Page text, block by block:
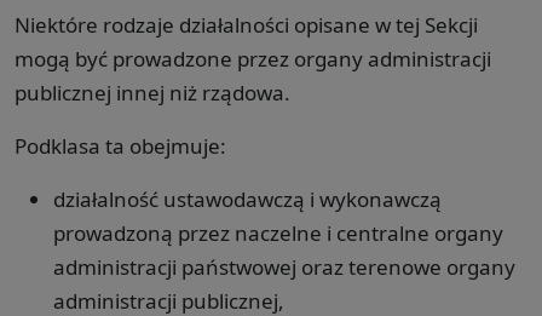
Niektóre rodzaje działalności opisane w tej Sekcji
mogą być prowadzone przez organy administracji
publicznej innej niż rządowa.
Podklasa ta obejmuje:
działalność ustawodawczą i wykonawczą
prowadzoną przez naczelne i centralne organy
administracji państwowej oraz terenowe organy
administracji publicznej,